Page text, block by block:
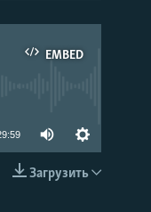
EMBED
EMBED
Загрузить